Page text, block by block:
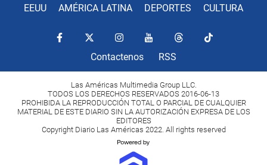
EEUU AMÉRICA LATINA DEPORTES CULTURA
Contactenos RSS
Las Américas Multimedia Group LLC.
TODOS LOS DERECHOS RESERVADOS 2016-06-13
PROHIBIDA LA REPRODUCCIÓN TOTAL O PARCIAL DE CUALQUIER
MATERIAL DE ESTE DIARIO SIN LA AUTORIZACIÓN EXPRESA DE LOS
EDITORES
Copyright Diario Las Américas 2022. All rights reserved